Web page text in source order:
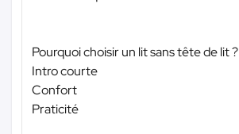
Pourquoi choisir un lit sans tête de lit ?
Intro courte
Confort
Praticité